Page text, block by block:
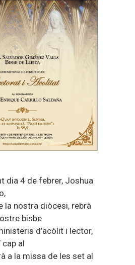
dia 4 de febrer, Joshua
la nostra diòcesi, rebrà
bisbe
d’acòlit i lector,
cap al
a la missa de les set al